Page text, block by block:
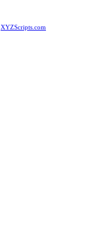
XYZScripts.com